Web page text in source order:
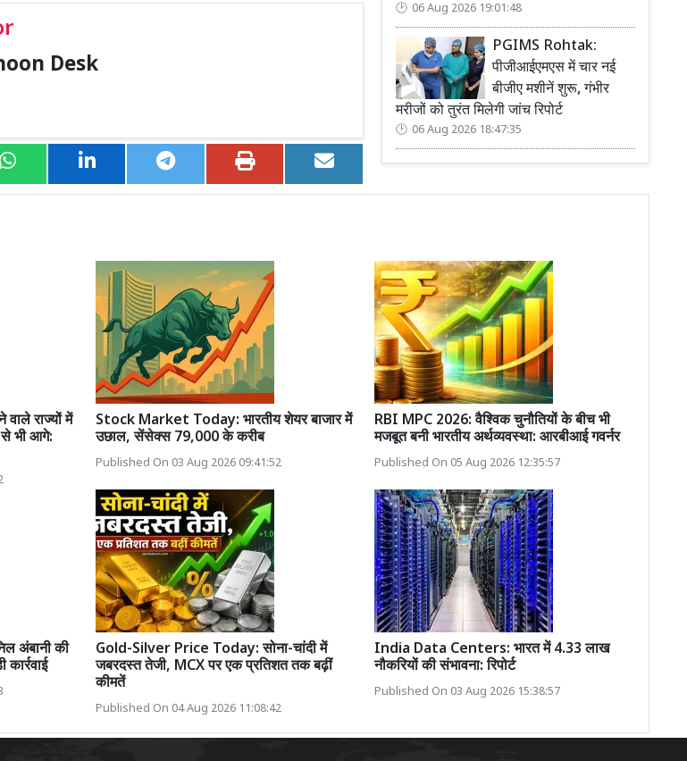
Desk
06 Aug 2026 19:01:48
PGIMS Rohtak:
पीजीआईएमएस में चार नई
बीजीए मशीनें शुरू, गंभीर
मरीजों को तुरंत मिलेगी जांच रिपोर्ट
06 Aug 2026 18:47:35
राज्यों में
से भी आगे:
Stock Market Today: भारतीय शेयर बाजार में
उछाल, सेंसेक्स 79,000 के करीब
Published On 03 Aug 2026 09:41:52
RBI MPC 2026: वैश्विक चुनौतियों के बीच भी
मजबूत बनी भारतीय अर्थव्यवस्था: आरबीआई गवर्नर
Published On 05 Aug 2026 12:35:57
अंबानी की
Gold-Silver Price Today: सोना-चांदी में
जबरदस्त तेजी, MCX पर एक प्रतिशत तक बढ़ीं
कीमतें
Published On 04 Aug 2026 11:08:42
India Data Centers: भारत में 4.33 लाख
नौकरियों की संभावना: रिपोर्ट
Published On 03 Aug 2026 15:38:57